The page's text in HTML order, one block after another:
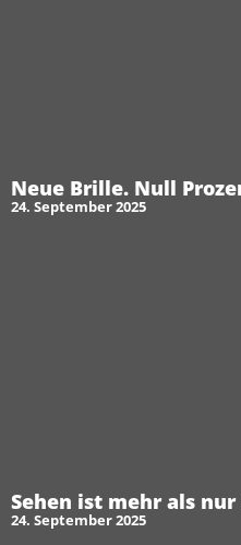
Neue Brille. Null
24. September 2025
Sehen ist mehr als nur
24. September 2025